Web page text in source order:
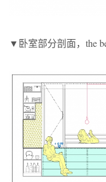
▼卧室部分剖面，the